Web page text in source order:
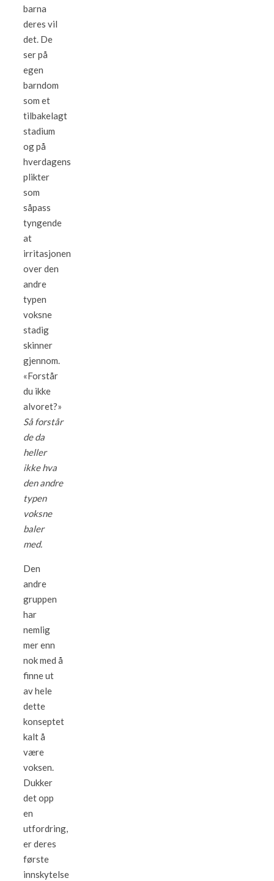
barna
deres vil
det. De
ser på
egen
barndom
som et
tilbakelagt
stadium
og på
hverdagens
plikter
som
såpass
tyngende
at
irritasjonen
over den
andre
typen
voksne
stadig
skinner
gjennom.
«Forstår
du ikke
alvoret?»
Så forstår
de da
heller
ikke hva
den andre
typen
voksne
baler
med.
Den
andre
gruppen
har
nemlig
mer enn
nok med å
finne ut
av hele
dette
konseptet
kalt å
være
voksen.
Dukker
det opp
en
utfordring,
er deres
første
innskytelse